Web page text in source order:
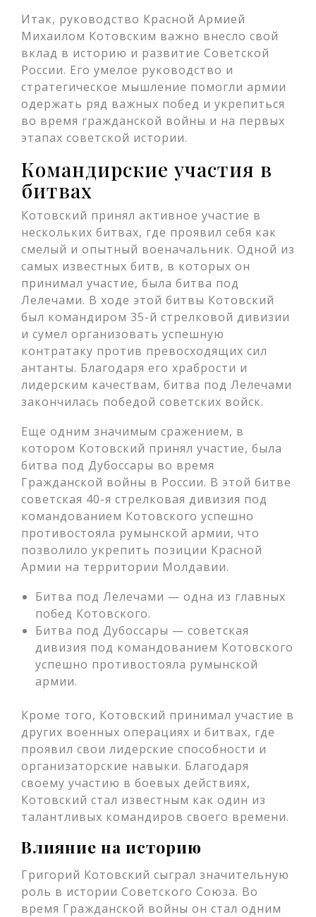
Итак, руководство Красной Армией
Михаилом Котовским важно внесло свой
вклад в историю и развитие Советской
России. Его умелое руководство и
стратегическое мышление помогли армии
одержать ряд важных побед и укрепиться
во время гражданской войны и на первых
этапах советской истории.
Командирские участия в
битвах
Котовский принял активное участие в
нескольких битвах, где проявил себя как
смелый и опытный военачальник. Одной из
самых известных битв, в которых он
принимал участие, была битва под
Лелечами. В ходе этой битвы Котовский
был командиром 35-й стрелковой дивизии
и сумел организовать успешную
контратаку против превосходящих сил
антанты. Благодаря его храбрости и
лидерским качествам, битва под Лелечами
закончилась победой советских войск.
Еще одним значимым сражением, в
котором Котовский принял участие, была
битва под Дубоссары во время
Гражданской войны в России. В этой битве
советская 40-я стрелковая дивизия под
командованием Котовского успешно
противостояла румынской армии, что
позволило укрепить позиции Красной
Армии на территории Молдавии.
Битва под Лелечами — одна из главных
побед Котовского.
Битва под Дубоссары — советская
дивизия под командованием Котовского
успешно противостояла румынской
армии.
Кроме того, Котовский принимал участие в
других военных операциях и битвах, где
проявил свои лидерские способности и
организаторские навыки. Благодаря
своему участию в боевых действиях,
Котовский стал известным как один из
талантливых командиров своего времени.
Влияние на историю
Григорий Котовский сыграл значительную
роль в истории Советского Союза. Во
время Гражданской войны он стал одним